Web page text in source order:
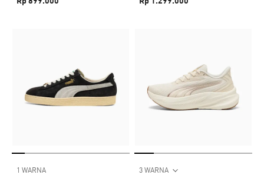
1 WARNA 3 WARNA